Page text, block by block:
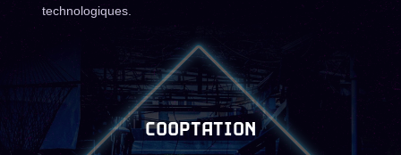
technologiques.
COOPTATION